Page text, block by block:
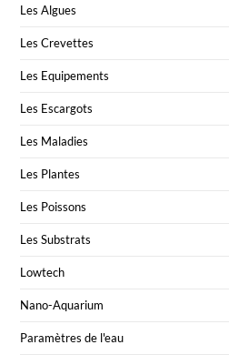
Les Algues
Les Crevettes
Les Equipements
Les Escargots
Les Maladies
Les Plantes
Les Poissons
Les Substrats
Lowtech
Nano-Aquarium
Paramètres de l'eau